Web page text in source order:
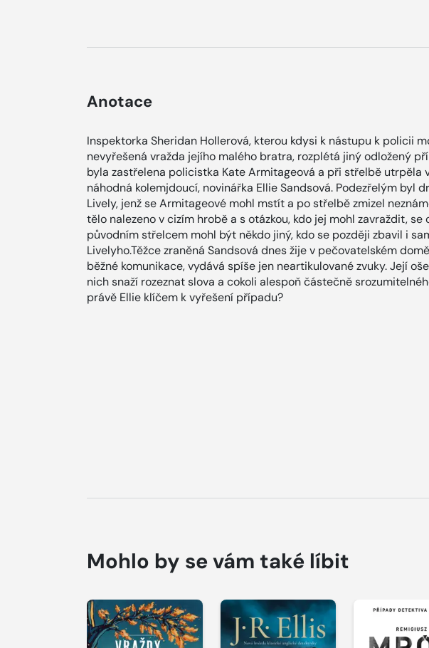
Anotace
Inspektorka Sheridan Hollerová, kterou kdysi k nástupu k policii
nevyřešená vražda jejího malého bratra, rozplétá jiný odložený
byla zastřelena policistka Kate Armitageová a při střelbě utrpěla
náhodná kolemjdoucí, novinářka Ellie Sandsová. Podezřelým byl
Lively, jenž se Armitageové mohl mstít a po střelbě zmizel
tělo nalezeno v cizím hrobě a s otázkou, kdo jej mohl zavraždit, se
původním střelcem mohl být někdo jiný, kdo se později zbavil i
Livelyho.Těžce zraněná Sandsová dnes žije v pečovatelském
běžné komunikace, vydává spíše jen neartikulované zvuky. Její
nich snaží rozeznat slova a cokoli alespoň částečně
právě Ellie klíčem k vyřešení případu?
Mohlo by se vám také líbit